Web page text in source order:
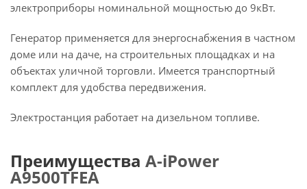
электроприборы номинальной мощностью до 9кВт.
Генератор применяется для энергоснабжения в частном
доме или на даче, на строительных площадках и на
объектах уличной торговли. Имеется транспортный
комплект для удобства передвижения.
Электростанция работает на дизельном топливе.
Преимущества A-iPower
A9500TFEA